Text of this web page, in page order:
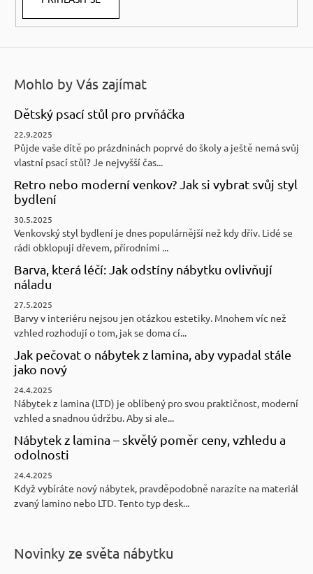
Mohlo by Vás zajímat
Dětský psací stůl pro prvňáčka
22.9.2025
Půjde vaše dítě po prázdninách poprvé do školy a ještě nemá svůj
vlastní psací stůl? Je nejvyšší čas...
Retro nebo moderní venkov? Jak si vybrat svůj styl
bydlení
30.5.2025
Venkovský styl bydlení je dnes populárnější než kdy dřív. Lidé se
rádi obklopují dřevem, přírodními ...
Barva, která léčí: Jak odstíny nábytku ovlivňují
náladu
27.5.2025
Barvy v interiéru nejsou jen otázkou estetiky. Mnohem víc než
vzhled rozhodují o tom, jak se doma cí...
Jak pečovat o nábytek z lamina, aby vypadal stále
jako nový
24.4.2025
Nábytek z lamina (LTD) je oblíbený pro svou praktičnost, moderní
vzhled a snadnou údržbu. Aby si ale...
Nábytek z lamina – skvělý poměr ceny, vzhledu a
odolnosti
24.4.2025
Když vybíráte nový nábytek, pravděpodobně narazíte na materiál
zvaný lamino nebo LTD. Tento typ desk...
Novinky ze světa nábytku